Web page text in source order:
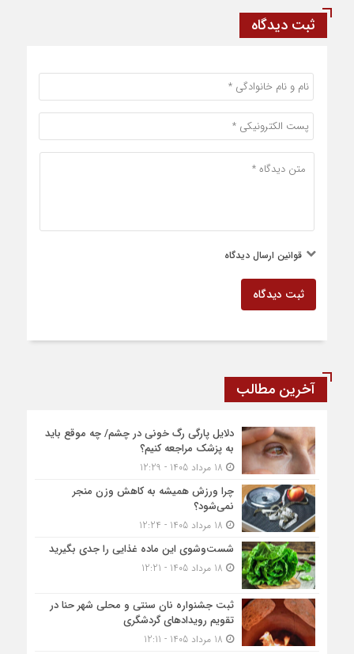
ثبت دیدگاه
قوانین ارسال دیدگاه
ثبت دیدگاه
آخرین مطالب
دلایل پارگی رگ خونی در چشم/ چه موقع باید
به پزشک مراجعه کنیم؟
چرا ورزش همیشه به کاهش وزن منجر
نمی‌شود؟
شست‌وشوی این ماده غذایی را جدی بگیرید
ثبت جشنواره نان سنتی و محلی شهر حنا در
تقویم رویداد‌های گردشگری